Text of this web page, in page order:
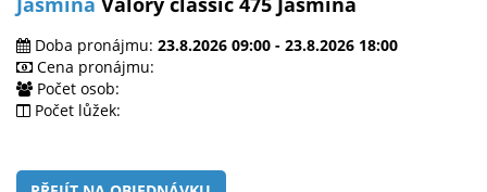
Doba pronájmu: 23.8.2026 09:00 - 23.8.2026 18:00
Cena pronájmu:
Počet osob:
Počet lůžek: